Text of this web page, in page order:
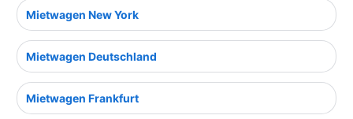
Mietwagen New York
Mietwagen Deutschland
Mietwagen Frankfurt